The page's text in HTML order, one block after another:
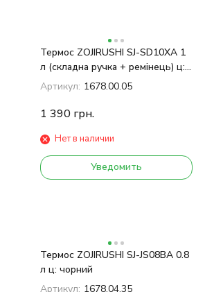
Термос ZOJIRUSHI SJ-SD10ХA 1
л (складна ручка + ремінець) ц:
сталевий
Артикул: 1678.00.05
1 390 грн.
Нет в наличии
Уведомить
Термос ZOJIRUSHI SJ-JS08BA 0.8
л ц: чорний
Артикул: 1678.04.35